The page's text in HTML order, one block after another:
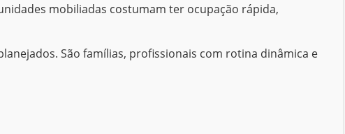
mobiliadas costumam ter ocupação rápida,
São famílias, profissionais com rotina dinâmica e